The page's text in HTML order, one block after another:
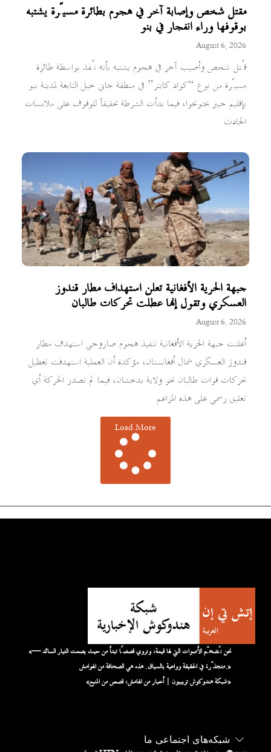
مقتل شخص وإصابة آخر في هجوم بطائرة مسيّرة يشتبه
بوقوفها وراء انفجار في بنو
August 6, 2026
قُتل شخص وأصيب آخر في هجوم يشتبه بأنه نُفذ بواسطة طائرة
مسيّرة من نوع “كواد كابتر” في منطقة جاني خيل التابعة لمدينة بنو
بإقليم خيبر بختونخوا، فيما بدأت الشرطة تحقيقاً للوقوف على ملابسات
الحادث
جبهة الحرية الأفغانية تعلن استهداف مطار قندوز
العسكري وتقول إنها عطلت تحركات طالبان
August 6, 2026
أعلنت جبهة الحرية الأفغانية تنفيذ هجوم صاروخي استهدف مطار
قندوز العسكري شمال أفغانستان، مؤكدة أن العملية استهدفت تعطيل
تحركات قوات طالبان نحو ولاية بدخشان، فيما لم تصدر الحركة أي
تعليق رسمي على هذه المزاعم
Load More
شبکه‌های اجتماعی ما
«نحن نُضخّم الأصوات التي لها قيمة، ونروي قصصًا تبدأ من حيث يصمت التيار السائد —
متجذّرة في الحقيقة وواعية بالسياق. هذه هي الصحافة من الهوامش.»
«شبكة هندوكوش تريبيون | أخبار من الهامش، قصص من المنبع»